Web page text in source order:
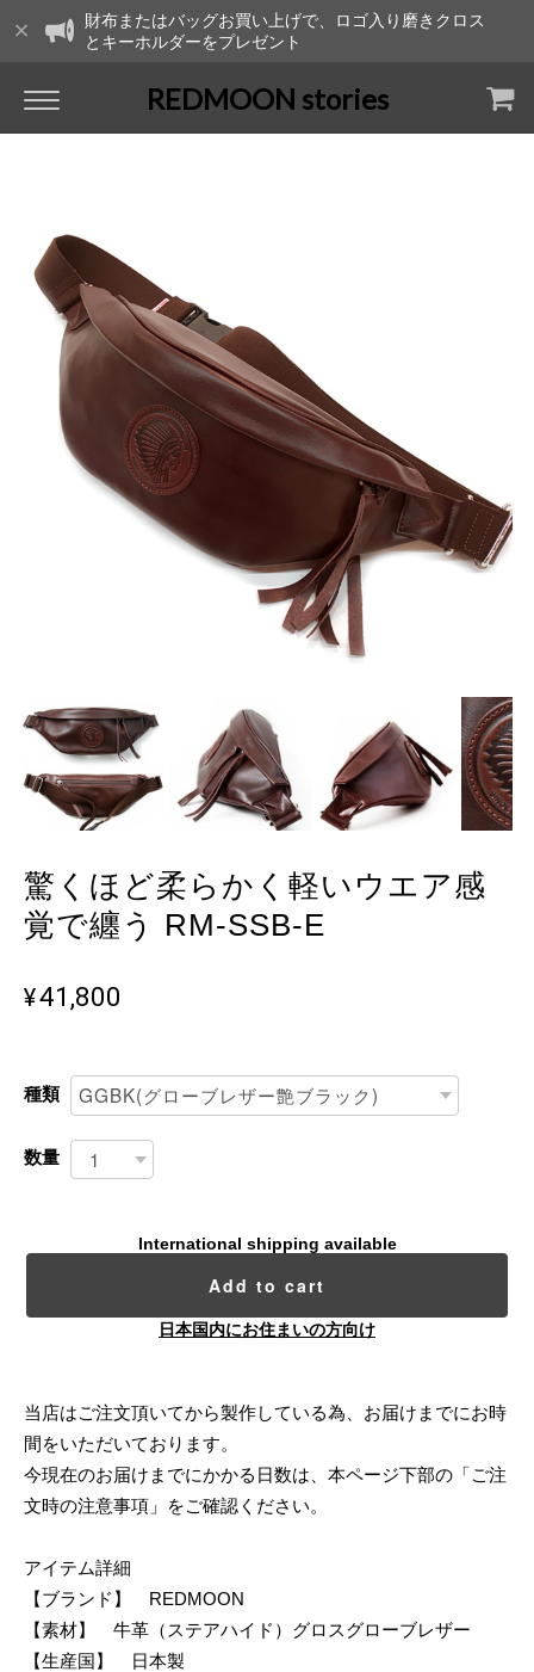
財布またはバッグお買い上げで、ロゴ入り磨きクロス
とキーホルダーをプレゼント
REDMOON stories
驚くほど柔らかく軽いウエア感
覚で纏う RM-SSB-E
¥41,800
種類
数量
International shipping available
Add to cart
日本国内にお住まいの方向け
当店はご注文頂いてから製作している為、お届けまでにお時
間をいただいております。
今現在のお届けまでにかかる日数は、本ページ下部の「ご注
文時の注意事項」をご確認ください。
アイテム詳細
【ブランド】 REDMOON
【素材】 牛革（ステアハイド）グロスグローブレザー
【生産国】 日本製